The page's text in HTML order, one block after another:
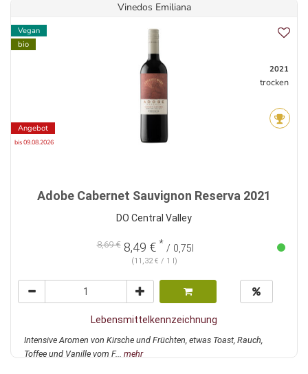
Vinedos Emiliana
Vegan
bio
Angebot
bis 09.08.2026
2021
trocken
Adobe Cabernet Sauvignon Reserva 2021
DO Central Valley
8,69 €8,49 € * / 0,75l
(11,32 € / 1 l)
Lebensmittelkennzeichnung
Intensive Aromen von Kirsche und Früchten, etwas Toast, Rauch,
Toffee und Vanille vom F... mehr